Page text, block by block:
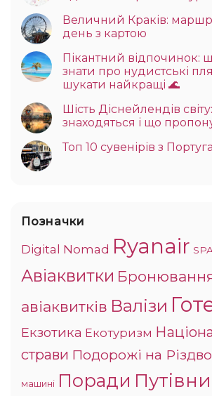
Величний Краків:
день з картою
Пікантний відпочинок:
знати про нудистські
шукати найкращі 🌊
Шість Діснейлендів
знаходяться і що
Топ 10 сувенірів з
Позначки
Digital Nomad Ryanair
Авіаквитки
авіаквитків Валізи
Екзотика Екотуризм
страви Подорожі на Різдво
машині Поради